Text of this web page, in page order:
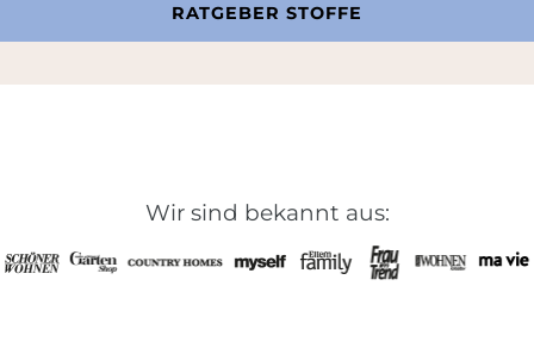
RATGEBER STOFFE
Wir sind bekannt aus: